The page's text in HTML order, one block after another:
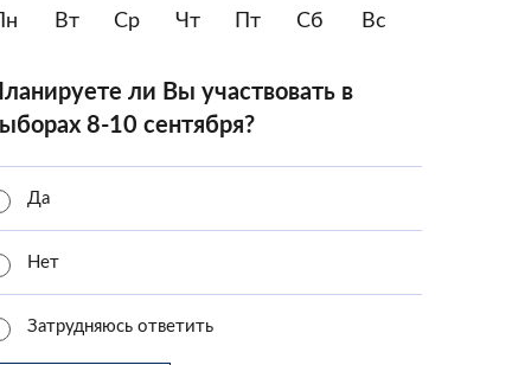
Вт Ср Чт Пт Сб Вс
Планируете ли Вы участвовать в
8-10 сентября?
Да
Нет
Затрудняюсь ответить